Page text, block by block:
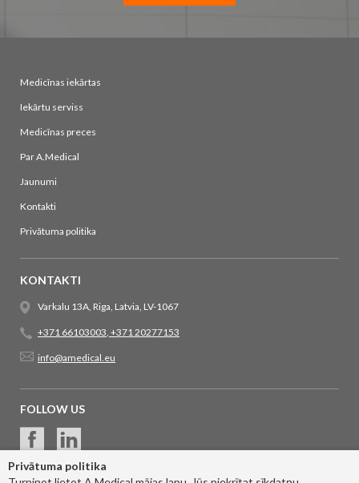
Privātuma politika
Medicīnas iekārtas
Iekārtu serviss
Medicīnas preces
Par A.Medical
Jaunumi
Kontakti
Privātuma politika
KONTAKTI
Varkalu 13A, Riga, Latvia, LV-1067
+371 66103003, +371 20277153
info@amedical.eu
FOLLOW US